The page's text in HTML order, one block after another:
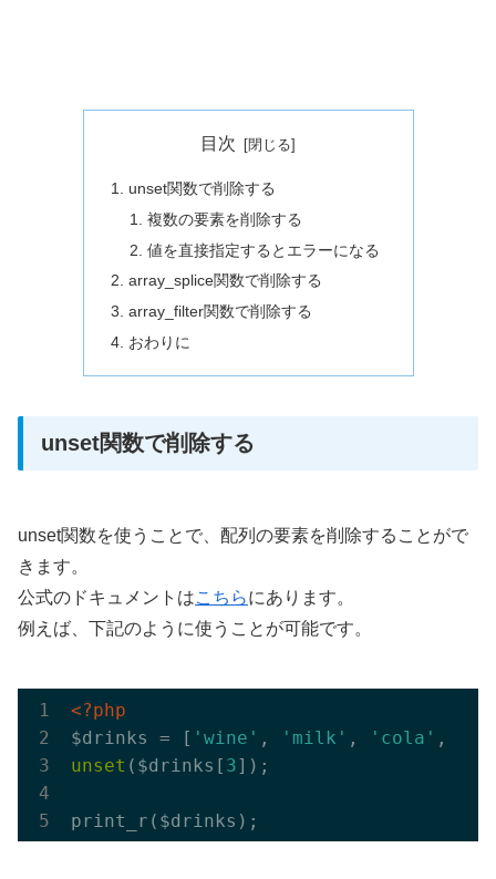
目次
unset関数で削除する
複数の要素を削除する
値を直接指定するとエラーになる
array_splice関数で削除する
array_filter関数で削除する
おわりに
unset関数で削除する
unset関数を使うことで、配列の要素を削除することがで
きます。
公式のドキュメントはこちらにあります。
例えば、下記のように使うことが可能です。
<?php
$drinks = [ 'wine' , 'milk' , 'cola' ,
unset ($drinks[ 3]);